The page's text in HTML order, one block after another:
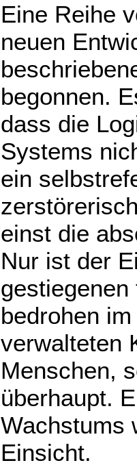
Eine Reihe
neuen
begonnen.
dass die
Systems
ein
einst die
Nur ist der
bedrohen
verwalteten
Menschen,
überhaupt.
Wachstums
Einsicht.